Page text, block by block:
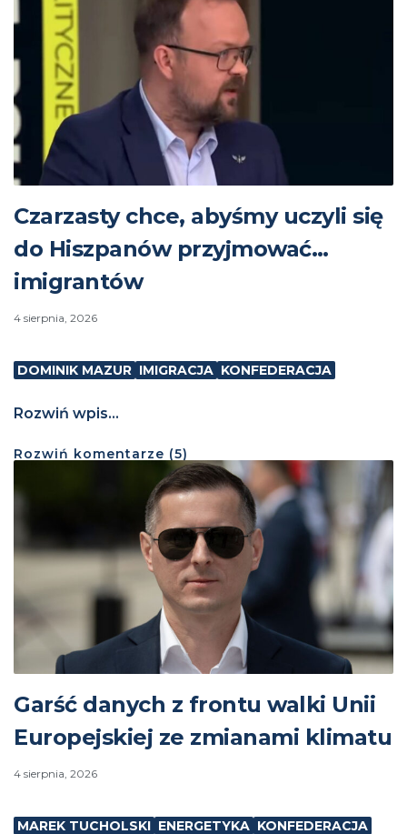
Czarzasty chce, abyśmy uczyli się
do Hiszpanów przyjmować…
imigrantów
4 sierpnia, 2026
DOMINIK MAZUR IMIGRACJA KONFEDERACJA
Rozwiń wpis...
Rozwiń komentarze (5)
Garść danych z frontu walki Unii
Europejskiej ze zmianami klimatu
4 sierpnia, 2026
MAREK TUCHOLSKI ENERGETYKA KONFEDERACJA